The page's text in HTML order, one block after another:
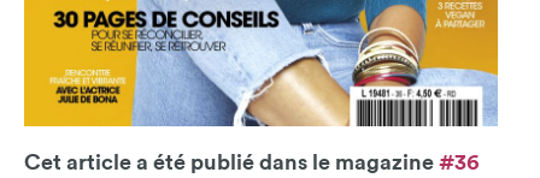
Cet article a été publié dans le magazine #36